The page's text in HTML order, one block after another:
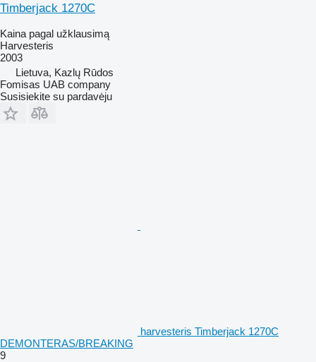
Timberjack 1270C
Kaina pagal užklausimą
Harvesteris
2003
Lietuva, Kazlų Rūdos
Fomisas UAB company
Susisiekite su pardavėju
harvesteris Timberjack 1270C
DEMONTERAS/BREAKING
9